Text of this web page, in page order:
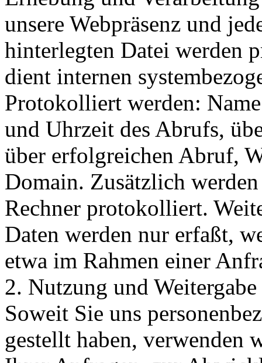
unsere Webpräsenz und
hinterlegten Datei werden
dient internen
Protokolliert werden:
und Uhrzeit des Abrufs,
über erfolgreichen Abruf,
Domain. Zusätzlich
Rechner protokolliert.
Daten werden nur erfaßt,
etwa im Rahmen einer
2. Nutzung und
Soweit Sie uns
gestellt haben, verwenden